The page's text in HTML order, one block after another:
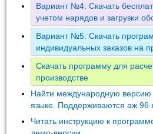
Вариант №4: Скачать
учетом нарядов и загрузки
Вариант №5: Скачать
индивидуальных заказов на
Скачать программу для
производстве
Найти международную
языке. Поддерживаются аж 96
Читать инструкцию к